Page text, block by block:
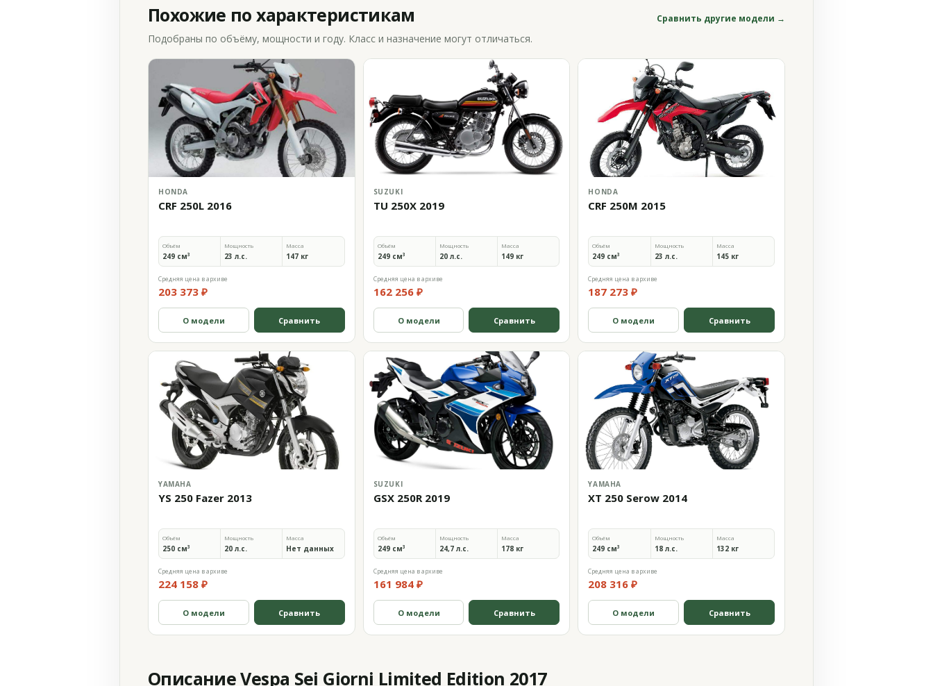
Похожие по характеристикам Сравнить другие модели →
Подобраны по объёму, мощности и году. Класс и назначение могут отличаться.
HONDA
CRF 250L 2016
Объём
249 см³
Мощность
23 л.с.
Масса
147 кг
Средняя цена в архиве
203 373 ₽
О модели Сравнить
SUZUKI
TU 250X 2019
Объём
249 см³
Мощность
20 л.с.
Масса
149 кг
Средняя цена в архиве
162 256 ₽
О модели Сравнить
HONDA
CRF 250M 2015
Объём
249 см³
Мощность
23 л.с.
Масса
145 кг
Средняя цена в архиве
187 273 ₽
О модели Сравнить
YAMAHA
YS 250 Fazer 2013
Объём
250 см³
Мощность
20 л.с.
Масса
Нет данных
Средняя цена в архиве
224 158 ₽
О модели Сравнить
SUZUKI
GSX 250R 2019
Объём
249 см³
Мощность
24,7 л.с.
Масса
178 кг
Средняя цена в архиве
161 984 ₽
О модели Сравнить
YAMAHA
XT 250 Serow 2014
Объём
249 см³
Мощность
18 л.с.
Масса
132 кг
Средняя цена в архиве
208 316 ₽
О модели Сравнить
Описание Vespa Sei Giorni Limited Edition 2017